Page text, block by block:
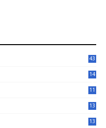
43
14
11
13
13